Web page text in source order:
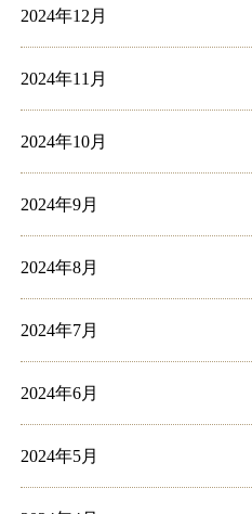
2024年12月
2024年11月
2024年10月
2024年9月
2024年8月
2024年7月
2024年6月
2024年5月